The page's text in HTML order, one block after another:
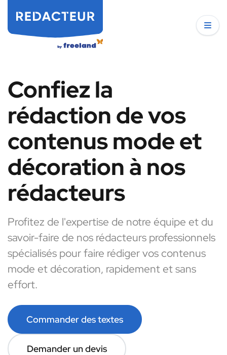
Confiez la
rédaction de vos
contenus mode et
décoration à nos
rédacteurs
Profitez de l'expertise de notre équipe et du
savoir-faire de nos rédacteurs professionnels
spécialisés pour faire rédiger vos contenus
mode et décoration, rapidement et sans
effort.
Commander des textes
Demander un devis